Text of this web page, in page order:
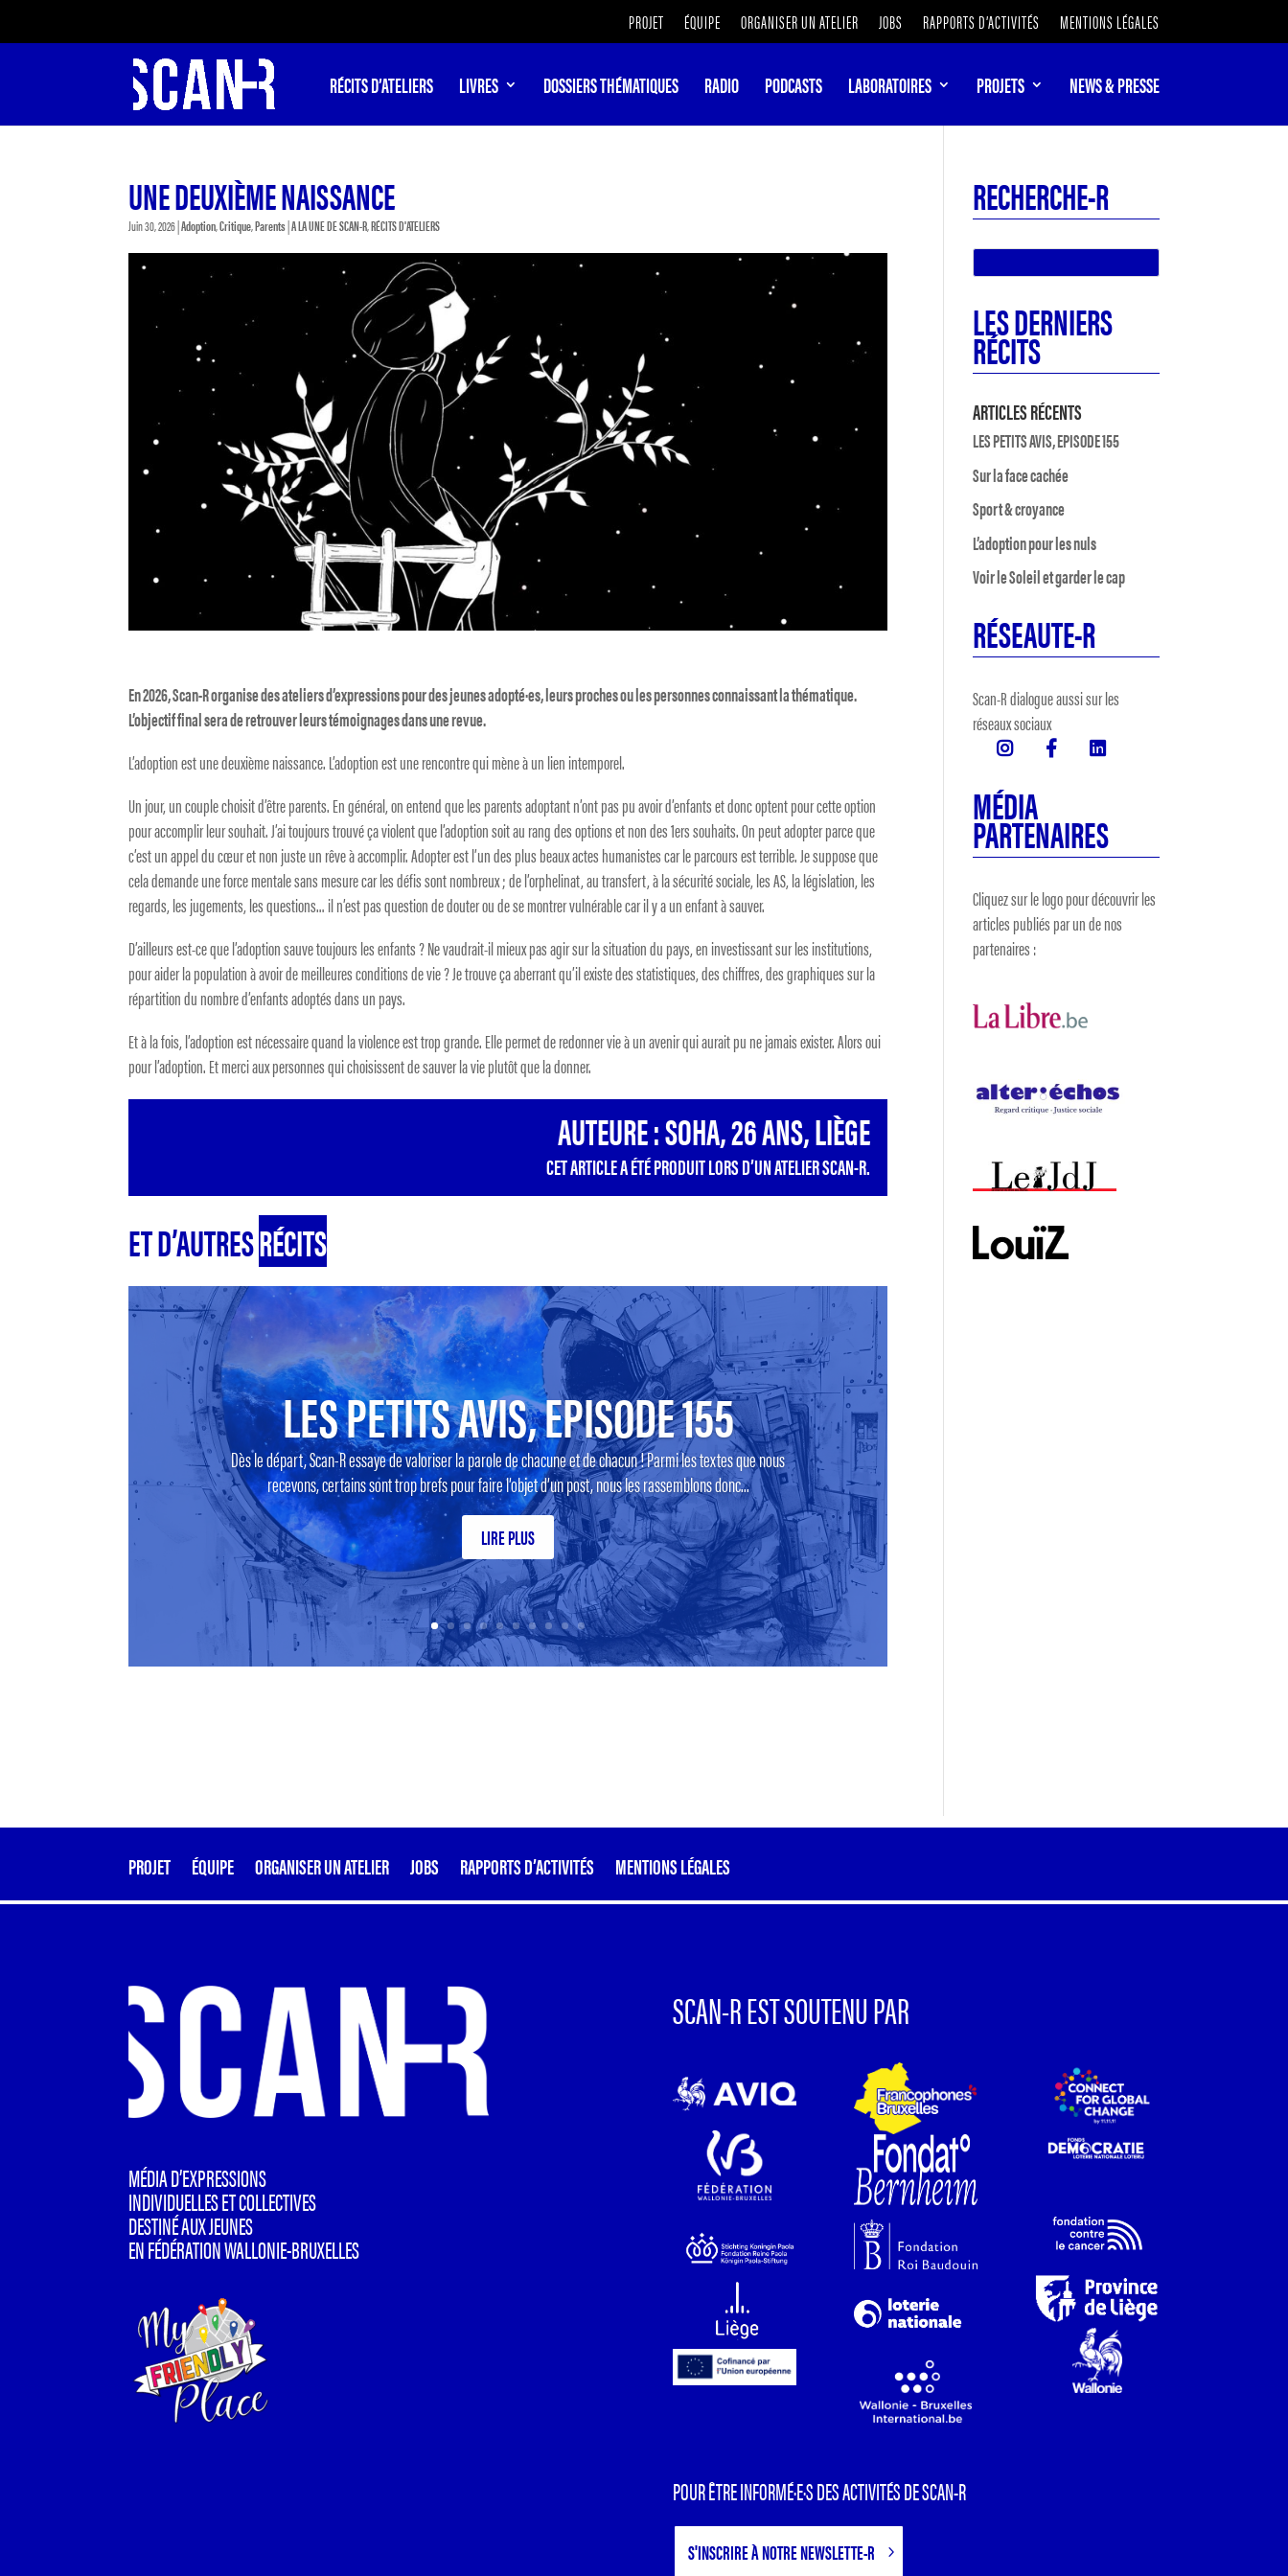
PROJET ÉQUIPE ORGANISER UN ATELIER JOBS RAPPORTS D’ACTIVITÉS MENTIONS LÉGALES
RÉCITS D’ATELIERS LIVRES DOSSIERS THÉMATIQUES RADIO PODCASTS LABORATOIRES PROJETS NEWS & PRESSE
UNE DEUXIÈME NAISSANCE
Juin 30, 2026|Adoption,Critique,Parents|A LA UNE DE SCAN-R,RÉCITS D'ATELIERS
En 2026, Scan-R organise des ateliers d’expressions pour des jeunes adopté·es, leurs proches ou les personnes connaissant la thématique.
L’objectif final sera de retrouver leurs témoignages dans une revue.
L’adoption est une deuxième naissance. L’adoption est une rencontre qui mène à un lien intemporel.
Un jour, un couple choisit d’être parents. En général, on entend que les parents adoptant n’ont pas pu avoir d’enfants et donc optent pour cette option
pour accomplir leur souhait. J’ai toujours trouvé ça violent que l’adoption soit au rang des options et non des 1ers souhaits. On peut adopter parce que
c’est un appel du cœur et non juste un rêve à accomplir. Adopter est l’un des plus beaux actes humanistes car le parcours est terrible. Je suppose que
cela demande une force mentale sans mesure car les défis sont nombreux ; de l’orphelinat, au transfert, à la sécurité sociale, les AS, la législation, les
regards, les jugements, les questions… il n’est pas question de douter ou de se montrer vulnérable car il y a un enfant à sauver.
D’ailleurs est-ce que l’adoption sauve toujours les enfants ? Ne vaudrait-il mieux pas agir sur la situation du pays, en investissant sur les institutions,
pour aider la population à avoir de meilleures conditions de vie ? Je trouve ça aberrant qu’il existe des statistiques, des chiffres, des graphiques sur la
répartition du nombre d’enfants adoptés dans un pays.
Et à la fois, l’adoption est nécessaire quand la violence est trop grande. Elle permet de redonner vie à un avenir qui aurait pu ne jamais exister. Alors oui
pour l’adoption. Et merci aux personnes qui choisissent de sauver la vie plutôt que la donner.
AUTEURE : SOHA, 26 ANS, LIÈGE
CET ARTICLE A ÉTÉ PRODUIT LORS D’UN ATELIER SCAN-R.
ET D’AUTRESRÉCITS
LES PETITS AVIS, EPISODE 155
Dès le départ, Scan-R essaye de valoriser la parole de chacune et de chacun ! Parmi les textes que nous
recevons, certains sont trop brefs pour faire l’objet d’un post, nous les rassemblons donc...
LIRE PLUS
RECHERCHE-R
LES DERNIERS
RÉCITS
ARTICLES RÉCENTS
LES PETITS AVIS, EPISODE 155
Sur la face cachée
Sport & croyance
L’adoption pour les nuls
Voir le Soleil et garder le cap
RÉSEAUTE-R
Scan-R dialogue aussi sur les
réseaux sociaux
MÉDIA
PARTENAIRES
Cliquez sur le logo pour découvrir les
articles publiés par un de nos
partenaires :
PROJET ÉQUIPE ORGANISER UN ATELIER JOBS RAPPORTS D’ACTIVITÉS MENTIONS LÉGALES
MÉDIA D’EXPRESSIONS
INDIVIDUELLES ET COLLECTIVES
DESTINÉ AUX JEUNES
EN FÉDÉRATION WALLONIE-BRUXELLES
SCAN-R EST SOUTENU PAR
POUR ÊTRE INFORMÉ·E·S DES ACTIVITÉS DE SCAN-R
S'INSCRIRE À NOTRE NEWSLETTE-R